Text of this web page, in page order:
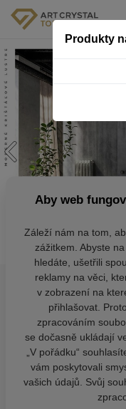
Produkty
Aby web
Záleží nám na tom,
zážitkem. Abyste
hledáte, ušetřili
reklamy na věci,
v zobrazení na
přihlašovat.
zpracováním
se dočasně ukládají
„V pořádku“
vám poskytovali
vašich údajů. Svůj